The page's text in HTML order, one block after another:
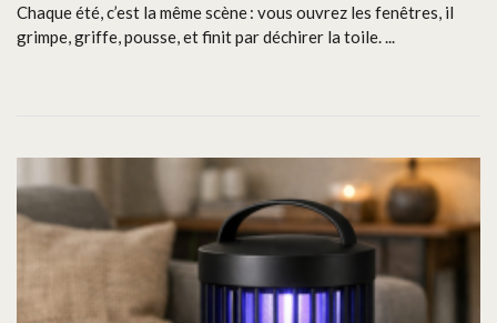
Chaque été, c’est la même scène : vous ouvrez les fenêtres, il
grimpe, griffe, pousse, et finit par déchirer la toile. ...